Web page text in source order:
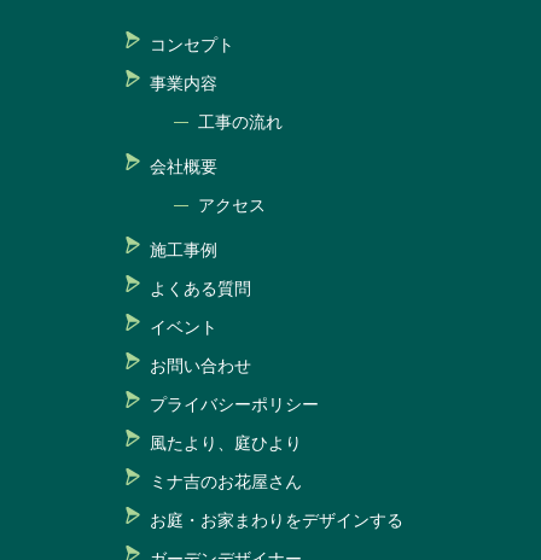
コンセプト
事業内容
工事の流れ
会社概要
アクセス
施工事例
よくある質問
イベント
お問い合わせ
プライバシーポリシー
風たより、庭ひより
ミナ吉のお花屋さん
お庭・お家まわりをデザインする